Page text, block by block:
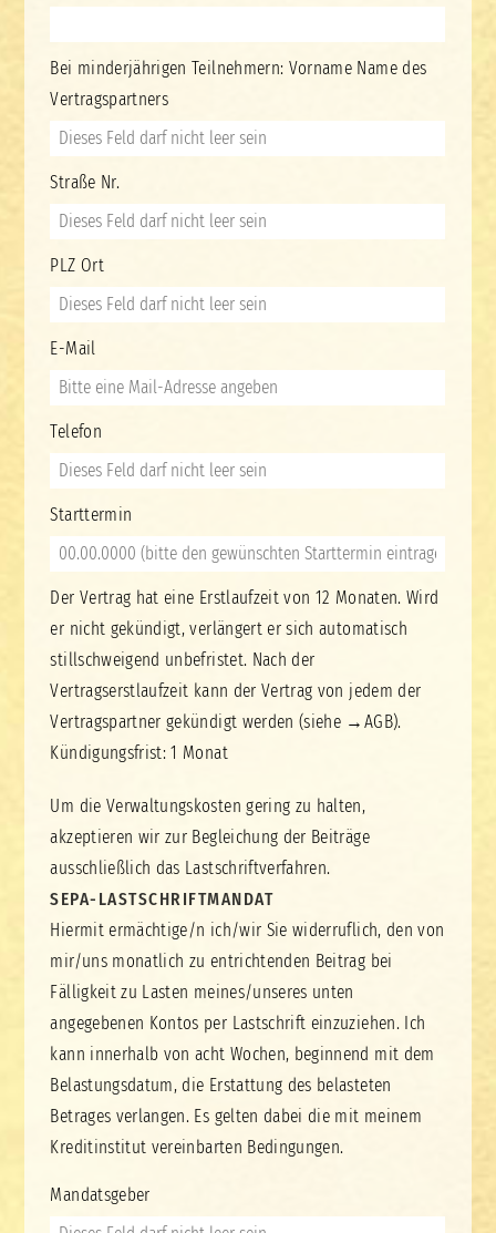
Bei minderjährigen Teilnehmern: Vorname Name des
Vertragspartners
Straße Nr.
PLZ Ort
E-Mail
Telefon
Starttermin
Der Vertrag hat eine Erstlaufzeit von 12 Monaten. Wird
er nicht gekündigt, verlängert er sich automatisch
stillschweigend unbefristet. Nach der
Vertragserstlaufzeit kann der Vertrag von jedem der
Vertragspartner gekündigt werden (siehe → AGB).
Kündigungsfrist: 1 Monat
Um die Verwaltungskosten gering zu halten,
akzeptieren wir zur Begleichung der Beiträge
ausschließlich das Lastschriftverfahren.
SEPA-LASTSCHRIFTMANDAT
Hiermit ermächtige/n ich/wir Sie widerruflich, den von
mir/uns monatlich zu entrichtenden Beitrag bei
Fälligkeit zu Lasten meines/unseres unten
angegebenen Kontos per Lastschrift einzuziehen. Ich
kann innerhalb von acht Wochen, beginnend mit dem
Belastungsdatum, die Erstattung des belasteten
Betrages verlangen. Es gelten dabei die mit meinem
Kreditinstitut vereinbarten Bedingungen.
Mandatsgeber